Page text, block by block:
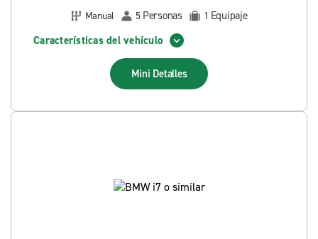
Manual
5 Personas 1 Equipaje
Características del vehículo
Mini Detalles